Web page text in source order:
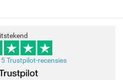
Trustpilot-recensies